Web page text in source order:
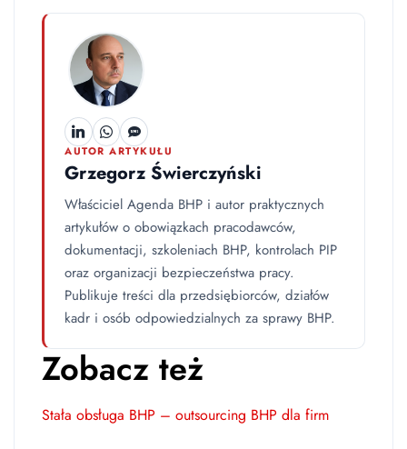
AUTOR ARTYKUŁU
Grzegorz Świerczyński
Właściciel Agenda BHP i autor praktycznych
artykułów o obowiązkach pracodawców,
dokumentacji, szkoleniach BHP, kontrolach PIP
oraz organizacji bezpieczeństwa pracy.
Publikuje treści dla przedsiębiorców, działów
kadr i osób odpowiedzialnych za sprawy BHP.
Zobacz też
Stała obsługa BHP – outsourcing BHP dla firm